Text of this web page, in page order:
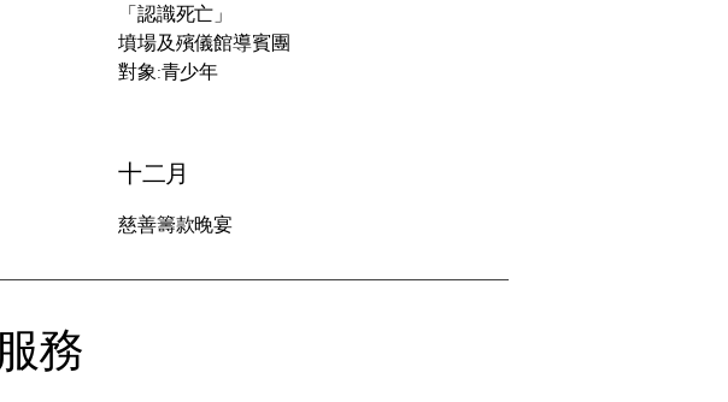
「認識死亡」
墳場及殯儀館導賓團
對象:青少年
十二月
慈善籌款晚宴
務